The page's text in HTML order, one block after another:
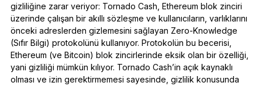
gizliliğine zarar veriyor: Tornado Cash, Ethereum blok zinciri
üzerinde çalışan bir akıllı sözleşme ve kullanıcıların, varlıklarını
önceki adreslerden gizlemesini sağlayan Zero-Knowledge
(Sıfır Bilgi) protokolünü kullanıyor. Protokolün bu becerisi,
Ethereum (ve Bitcoin) blok zincirlerinde eksik olan bir özelliği,
yani gizliliği mümkün kılıyor. Tornado Cash’in açık kaynaklı
olması ve izin gerektirmemesi sayesinde, gizlilik konusunda